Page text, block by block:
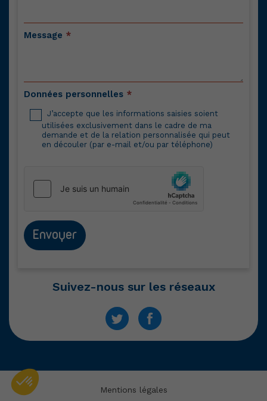
Message *
Données personnelles *
J’accepte que les informations saisies soient
utilisées exclusivement dans le cadre de ma
demande et de la relation personnalisée qui peut
en découler (par e-mail et/ou par téléphone)
Envoyer
Suivez-nous sur les réseaux
Mentions légales